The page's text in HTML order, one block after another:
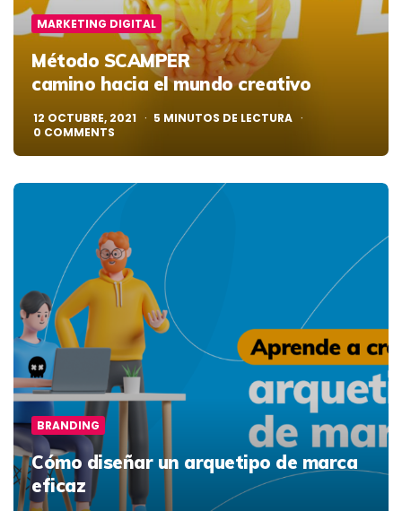
MARKETING DIGITAL
Método SCAMPER
camino hacia el mundo creativo
12 OCTUBRE, 2021 5 MINUTOS DE LECTURA
0 COMMENTS
BRANDING
Cómo diseñar un arquetipo de marca
eficaz